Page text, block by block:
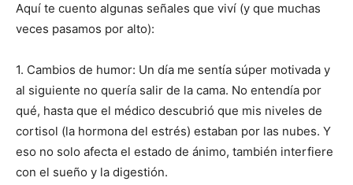
Aquí te cuento algunas señales que viví (y que muchas
veces pasamos por alto):
1. Cambios de humor: Un día me sentía súper motivada y
al siguiente no quería salir de la cama. No entendía por
qué, hasta que el médico descubrió que mis niveles de
cortisol (la hormona del estrés) estaban por las nubes. Y
eso no solo afecta el estado de ánimo, también interfiere
con el sueño y la digestión.